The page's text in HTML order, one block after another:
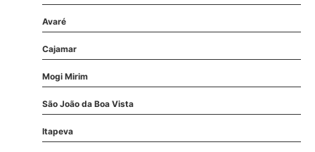
Avaré
Cajamar
Mogi Mirim
São João da Boa Vista
Itapeva